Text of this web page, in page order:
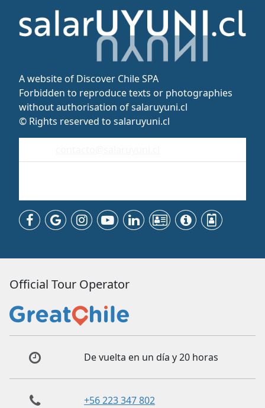
A website of Discover Chile SPA
Forbidden to reproduce texts or photographies
without authorisation of salaruyuni.cl
© Rights reserved to salaruyuni.cl
Official Tour Operator
De vuelta en un día y 20 horas
+56 223 347 802